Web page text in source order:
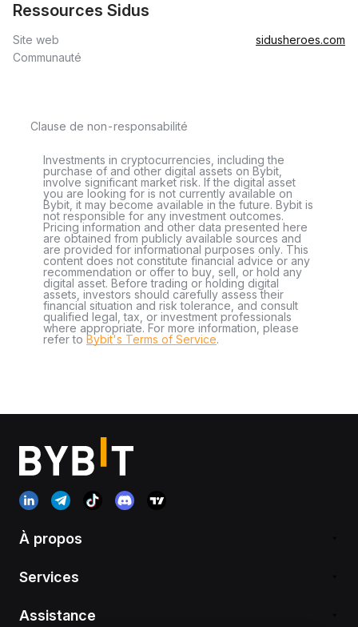
Ressources Sidus
Site web
sidusheroes.com
Communauté
Clause de non-responsabilité
Investments in cryptocurrencies, including the
purchase of and other digital assets on Bybit,
involve significant market risk. If the digital asset
you are looking for is not currently available on
Bybit, it may become available in the future. Bybit is
not responsible for any investment outcomes.
Pricing information and other data presented here
are obtained from publicly available sources and
are provided for informational purposes only. This
content does not constitute financial advice or any
recommendation or offer to buy, sell, or hold any
digital asset. Before trading or holding digital
assets, investors should carefully assess their
financial situation and risk tolerance, and consult
qualified legal, tax, or investment professionals
where appropriate. For more information, please
refer to Bybit's Terms of Service.
À propos
Services
Assistance